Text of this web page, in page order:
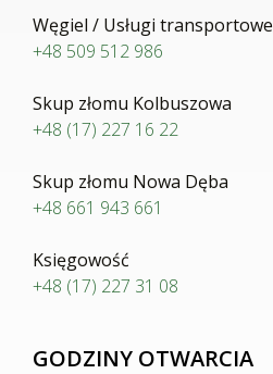
Węgiel / Usługi transportowe
+48 509 512 986
Skup złomu Kolbuszowa
+48 (17) 227 16 22
Skup złomu Nowa Dęba
+48 661 943 661
Księgowość
+48 (17) 227 31 08
GODZINY OTWARCIA